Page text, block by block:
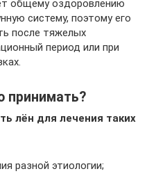
общему оздоровлению
систему, поэтому его
после тяжелых
период или при
принимать?
лён для лечения таких
разной этиологии;